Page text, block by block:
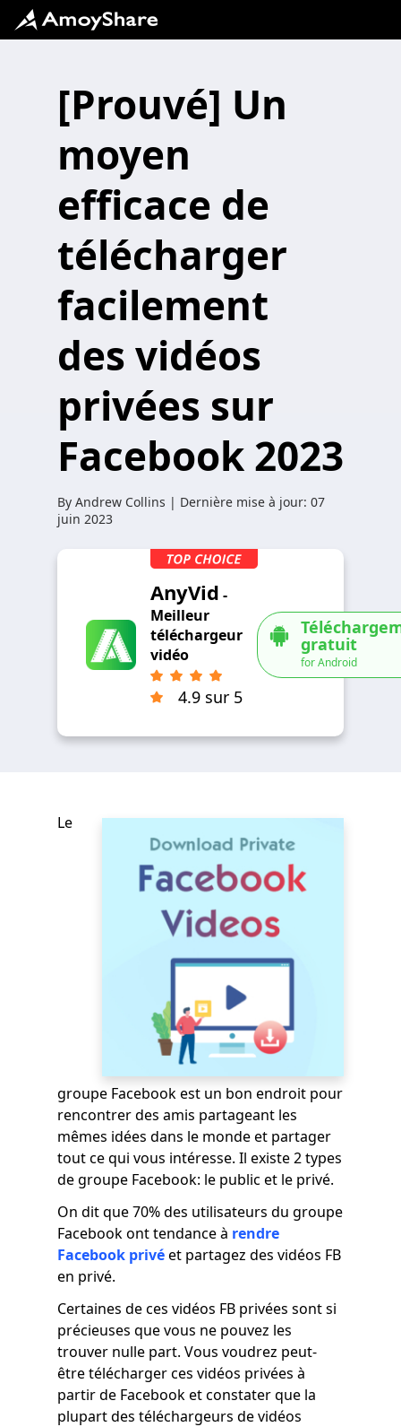
[Prouvé] Un
moyen
efficace de
télécharger
facilement
des vidéos
privées sur
Facebook 2023
By Andrew Collins | Dernière mise à jour: 07
juin 2023
AnyVid -
Meilleur
téléchargeur
vidéo
4.9 sur 5
gratuit
for Android
Le
groupe Facebook est un bon endroit pour
rencontrer des amis partageant les
mêmes idées dans le monde et partager
tout ce qui vous intéresse. Il existe 2 types
de groupe Facebook: le public et le privé.
On dit que 70% des utilisateurs du groupe
Facebook ont ​​tendance à rendre
Facebook privéet partagez des vidéos FB
en privé.
Certaines de ces vidéos FB privées sont si
précieuses que vous ne pouvez les
trouver nulle part. Vous voudrez peut-
être télécharger ces vidéos privées à
partir de Facebook et constater que la
plupart des téléchargeurs de vidéos